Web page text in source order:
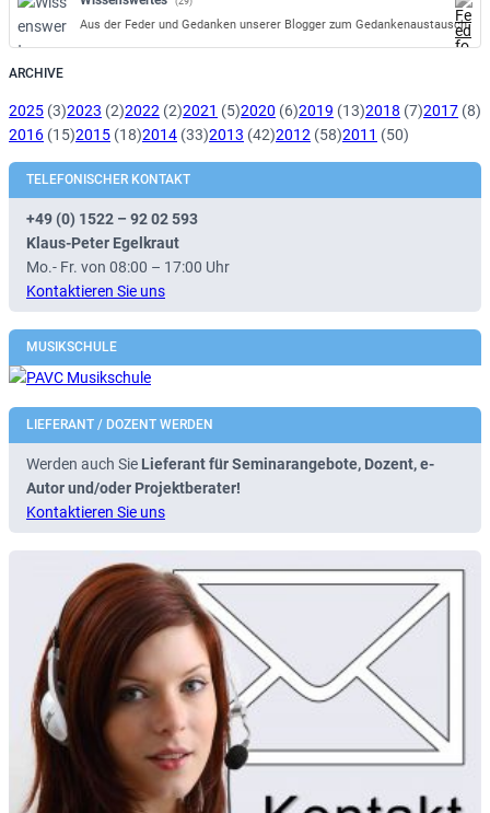
Aus der Feder und Gedanken unserer Blogger zum Gedankenaustausch.
ARCHIVE
2025 (3)2023 (2)2022 (2)2021 (5)2020 (6)2019 (13)2018 (7)2017 (8)
2016 (15)2015 (18)2014 (33)2013 (42)2012 (58)2011 (50)
TELEFONISCHER KONTAKT
+49 (0) 1522 – 92 02 593
Klaus-Peter Egelkraut
Mo.- Fr. von 08:00 – 17:00 Uhr
Kontaktieren Sie uns
MUSIKSCHULE
LIEFERANT / DOZENT WERDEN
Werden auch Sie Lieferant für Seminarangebote, Dozent, e-
Autor und/oder Projektberater!
Kontaktieren Sie uns